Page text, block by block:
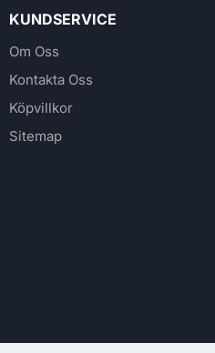
KUNDSERVICE
Om Oss
Kontakta Oss
Köpvillkor
Sitemap